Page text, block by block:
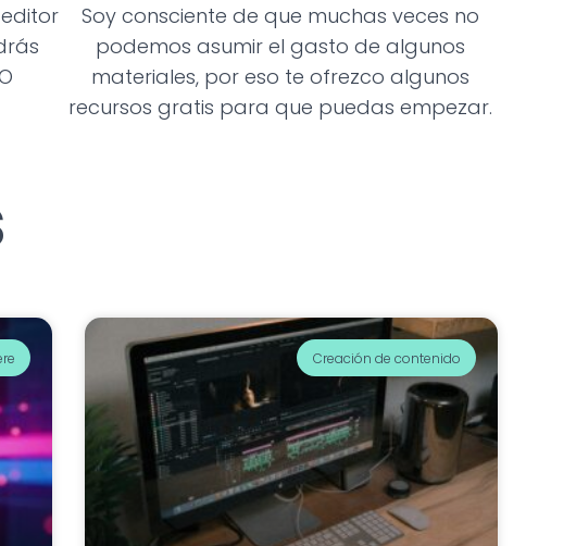
Soy consciente de que muchas veces no
podemos asumir el gasto de algunos
materiales, por eso te ofrezco algunos
recursos gratis para que puedas empezar.
Creación de contenido